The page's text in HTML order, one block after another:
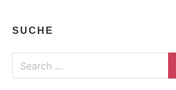
SUCHE